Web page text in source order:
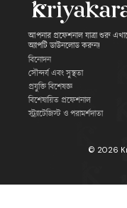
আপনার প্রফেশনাল যাত্রা শুরু
অ্যাপটি ডাউনলোড করুন!
বিনোদন
সৌন্দর্য এবং সুস্থতা
প্রযুক্তি বিশেষজ্ঞ
বিশেষায়িত প্রফেশনাল
স্ট্র্যাটেজিস্ট ও পরামর্শদাতা
© 2026